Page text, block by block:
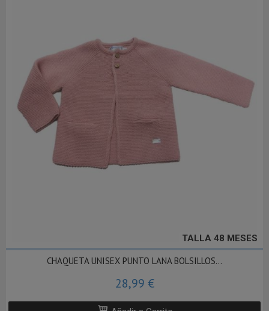
TALLA 48 MESES
CHAQUETA UNISEX PUNTO LANA BOLSILLOS...
28,99 €